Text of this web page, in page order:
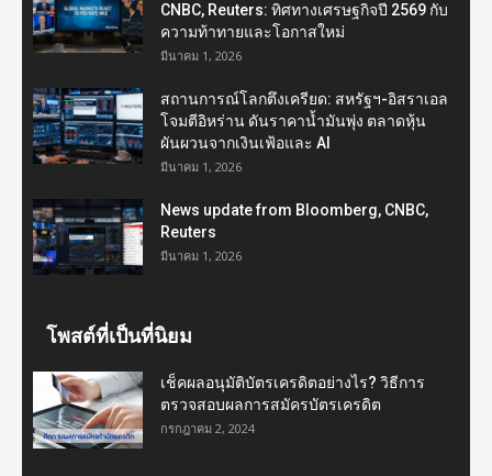
CNBC, Reuters: ทิศทางเศรษฐกิจปี 2569 กับ
ความท้าทายและโอกาสใหม่
มีนาคม 1, 2026
สถานการณ์โลกตึงเครียด: สหรัฐฯ-อิสราเอล
โจมตีอิหร่าน ดันราคาน้ำมันพุ่ง ตลาดหุ้น
ผันผวนจากเงินเฟ้อและ AI
มีนาคม 1, 2026
News update from Bloomberg, CNBC,
Reuters
มีนาคม 1, 2026
โพสต์ที่เป็นที่นิยม
เช็คผลอนุมัติบัตรเครดิตอย่างไร? วิธีการ
ตรวจสอบผลการสมัครบัตรเครดิต
กรกฎาคม 2, 2024